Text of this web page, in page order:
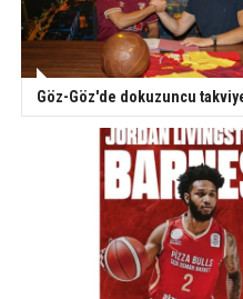
Göz-Göz'de dokuzuncu